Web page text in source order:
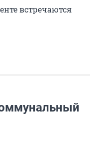
встречаются